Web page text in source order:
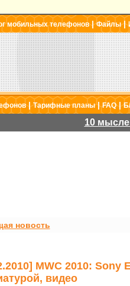
мобильных телефонов|Файлы|
|Тарифные планы|FAQ|
10
новость
MWC 2010: Sony
видео